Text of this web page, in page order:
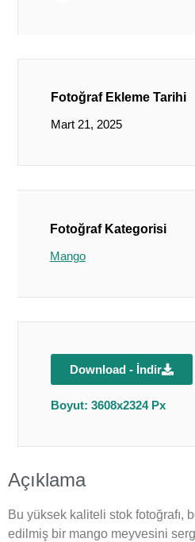
Fotoğraf Ekleme Tarihi
Mart 21, 2025
Fotoğraf Kategorisi
Mango
Download - İndir
Boyut: 3608x2324 Px
Açıklama
Bu yüksek kaliteli stok fotoğrafı,
edilmiş bir mango meyvesini